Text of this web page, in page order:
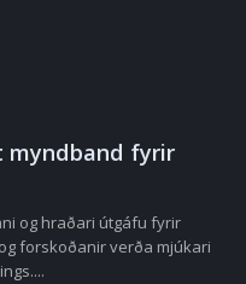
fyrir
og hraðari útgáfu fyrir
forskoðanir verða mjúkari